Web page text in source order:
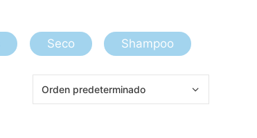
Seco Shampoo